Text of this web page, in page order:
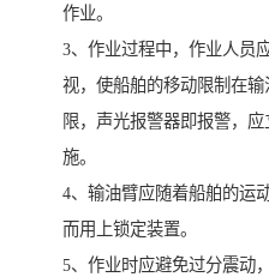
作业。
3、作业过程中，作业人员
视，使船舶的移动限制在
限，声光报警器即报警，
施。
4、输油臂应随着船舶的运
而用上锁定装置。
5、作业时应避免过分震动